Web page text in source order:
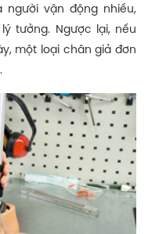
vận động nhiều,
tưởng. Ngược lại, nếu
một loại chân giả đơn